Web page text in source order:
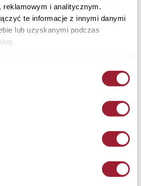
reklamowym i analitycznym.
te informacje z innymi danymi
lub uzyskanymi podczas
+ Zapytaj o rozmiar